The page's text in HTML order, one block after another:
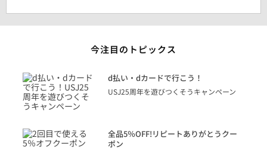
今注目のトピックス
d払い・dカードで行こう！
USJ25周年を遊びつくそうキャンペーン
全品5％OFF!リピートありがとうクー
ポン